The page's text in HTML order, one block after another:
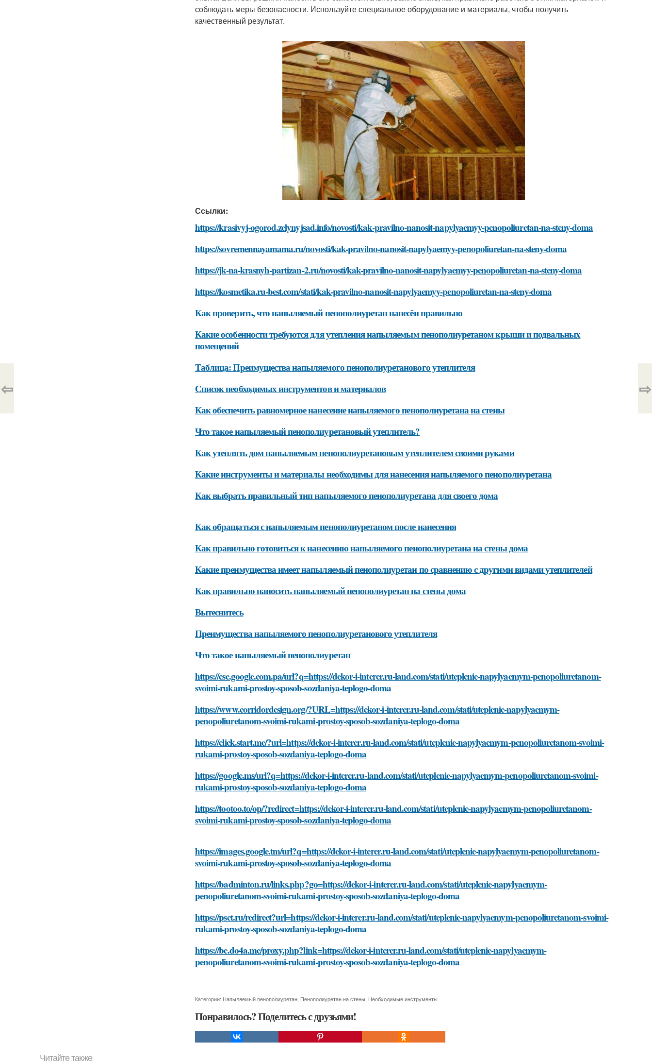
соблюдать меры безопасности. Используйте специальное оборудование и материалы, чтобы получить
качественный результат.
Ссылки:
https://krasivyj-ogorod.zelynyjsad.info/novosti/kak-pravilno-nanosit-napylyaemyy-penopoliuretan-na-steny-doma
https://sovremennayamama.ru/novosti/kak-pravilno-nanosit-napylyaemyy-penopoliuretan-na-steny-doma
https://jk-na-krasnyh-partizan-2.ru/novosti/kak-pravilno-nanosit-napylyaemyy-penopoliuretan-na-steny-doma
https://kosmetika.ru-best.com/stati/kak-pravilno-nanosit-napylyaemyy-penopoliuretan-na-steny-doma
Как проверить, что напыляемый пенополиуретан нанесён правильно
Какие особенности требуются для утепления напыляемым пенополиуретаном крыши и подвальных
помещений
Таблица: Преимущества напыляемого пенополиуретанового утеплителя
Список необходимых инструментов и материалов
Как обеспечить равномерное нанесение напыляемого пенополиуретана на стены
Что такое напыляемый пенополиуретановый утеплитель?
Как утеплять дом напыляемым пенополиуретановым утеплителем своими руками
Какие инструменты и материалы необходимы для нанесения напыляемого пенополиуретана
Как выбрать правильный тип напыляемого пенополиуретана для своего дома
Как обращаться с напыляемым пенополиуретаном после нанесения
Как правильно готовиться к нанесению напыляемого пенополиуретана на стены дома
Какие преимущества имеет напыляемый пенополиуретан по сравнению с другими видами утеплителей
Как правильно наносить напыляемый пенополиуретан на стены дома
Вытеснитесь
Преимущества напыляемого пенополиуретанового утеплителя
Что такое напыляемый пенополиуретан
https://cse.google.com.pa/url?q=https://dekor-i-interer.ru-land.com/stati/uteplenie-napylyaemym-penopoliuretanom-
svoimi-rukami-prostoy-sposob-sozdaniya-teplogo-doma
https://www.corridordesign.org/?URL=https://dekor-i-interer.ru-land.com/stati/uteplenie-napylyaemym-
penopoliuretanom-svoimi-rukami-prostoy-sposob-sozdaniya-teplogo-doma
https://click.start.me/?url=https://dekor-i-interer.ru-land.com/stati/uteplenie-napylyaemym-penopoliuretanom-svoimi-
rukami-prostoy-sposob-sozdaniya-teplogo-doma
https://google.ms/url?q=https://dekor-i-interer.ru-land.com/stati/uteplenie-napylyaemym-penopoliuretanom-svoimi-
rukami-prostoy-sposob-sozdaniya-teplogo-doma
https://tootoo.to/op/?redirect=https://dekor-i-interer.ru-land.com/stati/uteplenie-napylyaemym-penopoliuretanom-
svoimi-rukami-prostoy-sposob-sozdaniya-teplogo-doma
https://images.google.tm/url?q=https://dekor-i-interer.ru-land.com/stati/uteplenie-napylyaemym-penopoliuretanom-
svoimi-rukami-prostoy-sposob-sozdaniya-teplogo-doma
https://badminton.ru/links.php?go=https://dekor-i-interer.ru-land.com/stati/uteplenie-napylyaemym-
penopoliuretanom-svoimi-rukami-prostoy-sposob-sozdaniya-teplogo-doma
https://psct.ru/redirect?url=https://dekor-i-interer.ru-land.com/stati/uteplenie-napylyaemym-penopoliuretanom-svoimi-
rukami-prostoy-sposob-sozdaniya-teplogo-doma
https://be.do4a.me/proxy.php?link=https://dekor-i-interer.ru-land.com/stati/uteplenie-napylyaemym-
penopoliuretanom-svoimi-rukami-prostoy-sposob-sozdaniya-teplogo-doma
Категории: Напыляемый пенополиуретан Пенополиуретан на стены Необходимые инструменты
Понравилось? Поделитесь с друзьями!
⇦ ⇨
Читайте также